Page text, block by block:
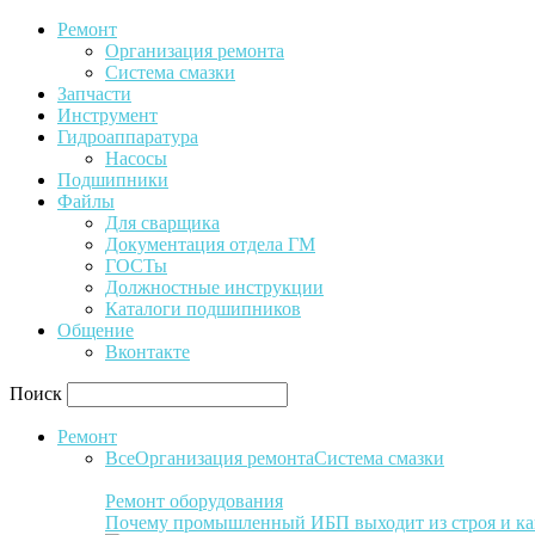
Ремонт
Организация ремонта
Система смазки
Запчасти
Инструмент
Гидроаппаратура
Насосы
Подшипники
Файлы
Для сварщика
Документация отдела ГМ
ГОСТы
Должностные инструкции
Каталоги подшипников
Общение
Вконтакте
Поиск
Ремонт
ВсеОрганизация ремонтаСистема смазки
Ремонт оборудования
Почему промышленный ИБП выходит из строя и